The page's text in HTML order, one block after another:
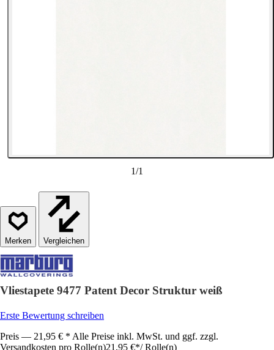
1/1
Vergleichen
Vliestapete 9477 Patent Decor Struktur weiß
Erste Bewertung schreiben
Preis — 21,95 € * Alle Preise inkl. MwSt. und ggf. zzgl.
Versandkosten pro Rolle(n)21,95 €*/ Rolle(n)